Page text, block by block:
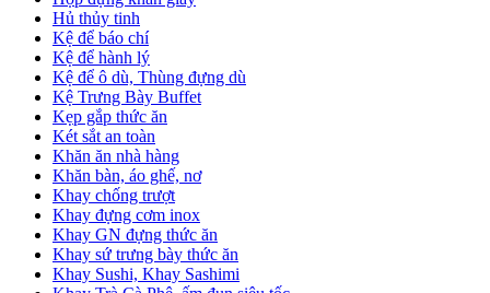
Hủ thủy tinh
Kệ để báo chí
Kệ để hành lý
Kệ để ô dù, Thùng đựng dù
Kệ Trưng Bày Buffet
Kẹp gắp thức ăn
Két sắt an toàn
Khăn ăn nhà hàng
Khăn bàn, áo ghế, nơ
Khay chống trượt
Khay đựng cơm inox
Khay GN đựng thức ăn
Khay sứ trưng bày thức ăn
Khay Sushi, Khay Sashimi